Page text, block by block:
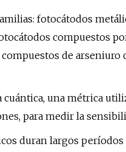
fotocátodos
compuestos
de
una métrica
para medir la
duran largos